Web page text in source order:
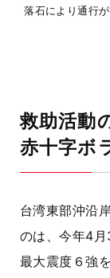
落石により通行
救助活動
赤十字ボ
台湾東部沖沿
のは、今年4月
最大震度６強